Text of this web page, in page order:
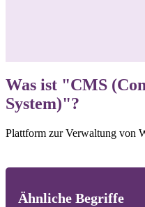
Was ist "CMS
System)"?
Plattform zur Verwaltung von
Ähnliche Begriffe